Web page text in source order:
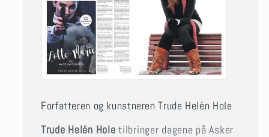
Forfatteren og kunstneren Trude Helén Hole
Trude Helén Hole tilbringer dagene på Asker